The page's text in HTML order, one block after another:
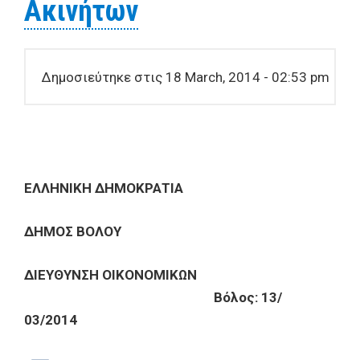
Ακινήτων
Δημοσιεύτηκε στις 18 March, 2014 - 02:53 pm
ΕΛΛΗΝΙΚΗ ΔΗΜΟΚΡΑΤΙΑ
ΔΗΜΟΣ ΒΟΛΟΥ
ΔIEYΘYNΣH OIKONOMIKΩN
Bόλος: 13/
03/2014